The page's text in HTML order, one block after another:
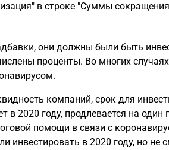
в строке "Суммы
они должны были быть
проценты. Во многих
компаний, срок для
в 2020 году, продлевается на один
помощи в связи с
в 2020 году, но не